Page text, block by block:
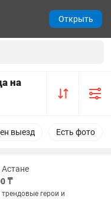
на
выезд Есть фото
₸
герои и
Открыть